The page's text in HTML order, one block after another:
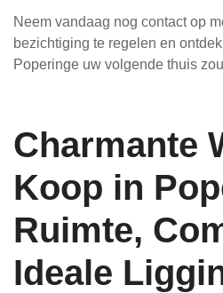
Neem vandaag nog contact op
bezichtiging te regelen en
Poperinge uw volgende thuis
Charmante
Koop in
Ruimte,
Ideale